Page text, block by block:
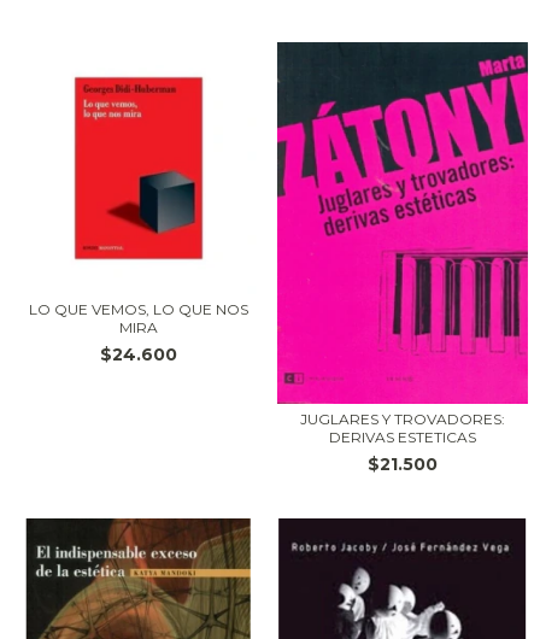
LO QUE VEMOS, LO QUE NOS
MIRA
$24.600
JUGLARES Y TROVADORES:
DERIVAS ESTETICAS
$21.500